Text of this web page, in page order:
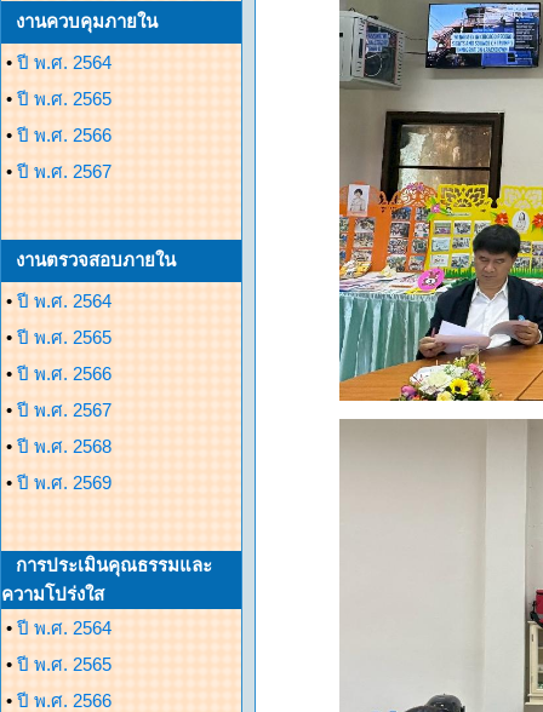
งานควบคุมภายใน
• ปี พ.ศ. 2564
• ปี พ.ศ. 2565
• ปี พ.ศ. 2566
• ปี พ.ศ. 2567
งานตรวจสอบภายใน
• ปี พ.ศ. 2564
• ปี พ.ศ. 2565
• ปี พ.ศ. 2566
• ปี พ.ศ. 2567
• ปี พ.ศ. 2568
• ปี พ.ศ. 2569
การประเมินคุณธรรมและ
ความโปร่งใส
• ปี พ.ศ. 2564
• ปี พ.ศ. 2565
• ปี พ.ศ. 2566